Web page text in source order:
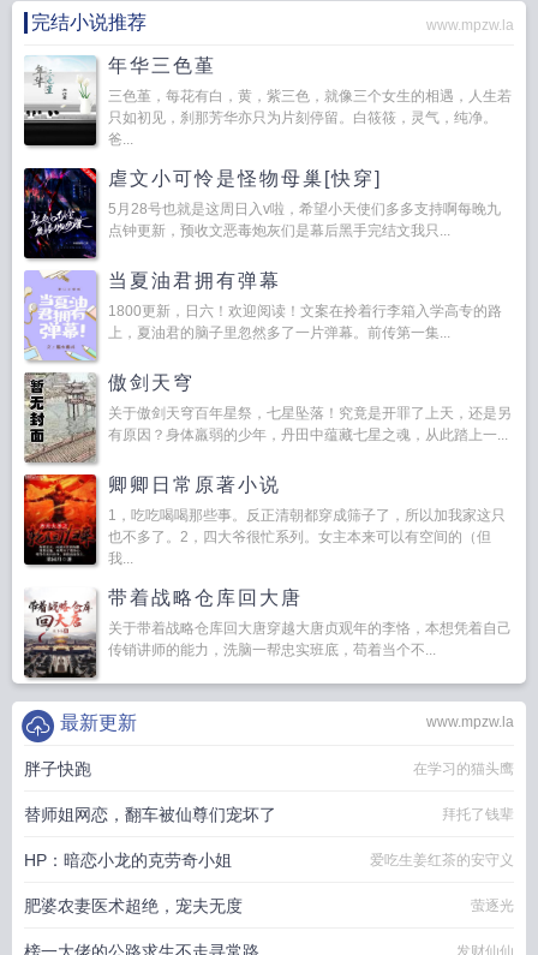
完结小说推荐 www.mpzw.la
年华三色堇
三色堇，每花有白，黄，紫三色，就像三个女生的相遇，人生若
只如初见，刹那芳华亦只为片刻停留。白筱筱，灵气，纯净。
爸...
虐文小可怜是怪物母巢[快穿]
5月28号也就是这周日入v啦，希望小天使们多多支持啊每晚九
点钟更新，预收文恶毒炮灰们是幕后黑手完结文我只...
当夏油君拥有弹幕
1800更新，日六！欢迎阅读！文案在拎着行李箱入学高专的路
上，夏油君的脑子里忽然多了一片弹幕。前传第一集...
傲剑天穹
关于傲剑天穹百年星祭，七星坠落！究竟是开罪了上天，还是另
有原因？身体羸弱的少年，丹田中蕴藏七星之魂，从此踏上一...
卿卿日常原著小说
1，吃吃喝喝那些事。反正清朝都穿成筛子了，所以加我家这只
也不多了。2，四大爷很忙系列。女主本来可以有空间的（但
我...
带着战略仓库回大唐
关于带着战略仓库回大唐穿越大唐贞观年的李恪，本想凭着自己
传销讲师的能力，洗脑一帮忠实班底，苟着当个不...
www.mpzw.la
最新更新
胖子快跑 在学习的猫头鹰
替师姐网恋，翻车被仙尊们宠坏了 拜托了钱辈
HP：暗恋小龙的克劳奇小姐 爱吃生姜红茶的安守义
肥婆农妻医术超绝，宠夫无度 萤逐光
发财仙仙